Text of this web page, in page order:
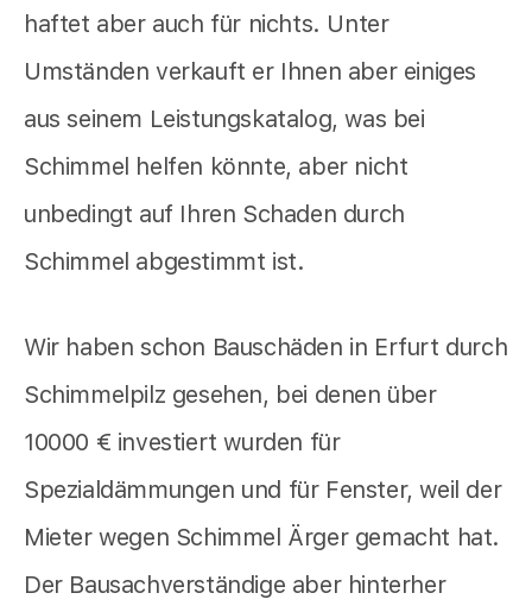
haftet aber auch für nichts. Unter
Umständen verkauft er Ihnen aber einiges
aus seinem Leistungskatalog, was bei
Schimmel helfen könnte, aber nicht
unbedingt auf Ihren Schaden durch
Schimmel abgestimmt ist.
Wir haben schon Bauschäden in Erfurt durch
Schimmelpilz gesehen, bei denen über
10000 € investiert wurden für
Spezialdämmungen und für Fenster, weil der
Mieter wegen Schimmel Ärger gemacht hat.
Der Bausachverständige aber hinterher